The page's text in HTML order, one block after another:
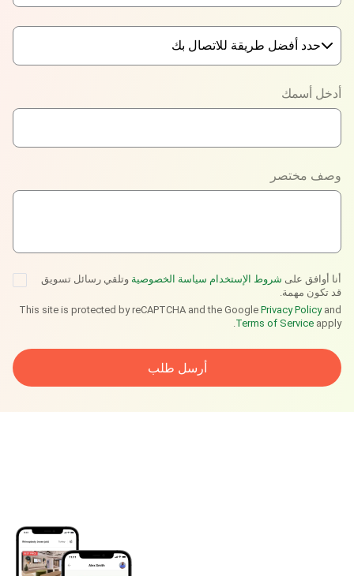
حدد أفضل طريقة للاتصال بك
Phone
WhatsApp
Viber
Telegram
أدخل أسمك
وصف مختصر
أنا أوافق على شروط الإستخدام سياسة الخصوصية وتلقي رسائل تسويق
قد تكون مهمة.
This site is protected by reCAPTCHA and the Google Privacy Policyand
Terms of Service apply.
أرسل طلب